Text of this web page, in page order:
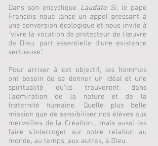
Dans son encyclique Laudato Si, le pape
François nous lance un appel pressant à
une conversion écologique et nous invite à
"vivre la vocation de protecteur de l'œuvre
de Dieu, part essentielle d'une existence
vertueuse".
Pour arriver à cet objectif, les hommes
ont besoin de se donner un idéal et une
spiritualité qu'ils trouveront dans
l'admiration de la nature et de la
fraternité humaine. Quelle plus belle
mission que de sensibiliser nos élèves aux
merveilles de la Création... mais aussi les
faire s'interroger sur notre relation au
monde, au temps, aux autres, à Dieu.